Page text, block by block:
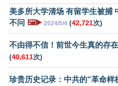
美多所大学清场 有留学生被捕
不问 🖼️▶️ 2024/5/4 (42,721次)
不由得不信！前世今生真的存在
(40,611次)
珍贵历史记录：中共的“革命样